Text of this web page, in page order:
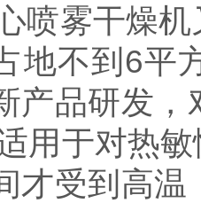
喷雾干燥
地不到6平
产品研发
用于对热
才受到高